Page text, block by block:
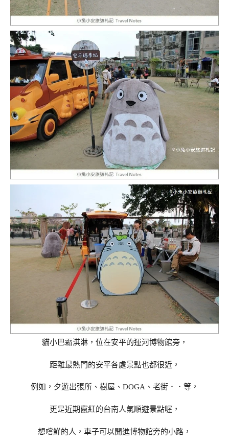
貓小巴霜淇淋，位在安平的運河博物館旁，
距離最熱門的安平各處景點也都很近，
例如，夕遊出張所、樹屋、DOGA、老街．．等，
更是近期竄紅的台南人氣順遊景點喔，
想嚐鮮的人，車子可以開進博物館旁的小路，